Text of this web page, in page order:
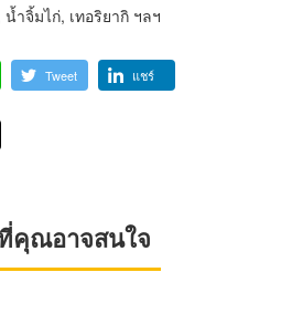
ำจิ้มไก่, เทอริยากิ ฯลฯ
Tweet แชร์
คุณอาจสนใจ